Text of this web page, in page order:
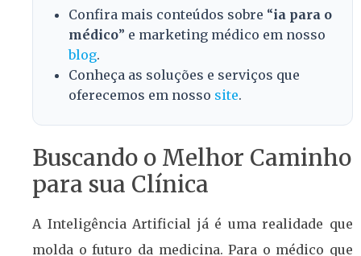
Confira mais conteúdos sobre “ia para o
médico” e marketing médico em nosso
blog.
Conheça as soluções e serviços que
oferecemos em nosso site.
Buscando o Melhor Caminho
para sua Clínica
A Inteligência Artificial já é uma realidade que
molda o futuro da medicina. Para o médico que